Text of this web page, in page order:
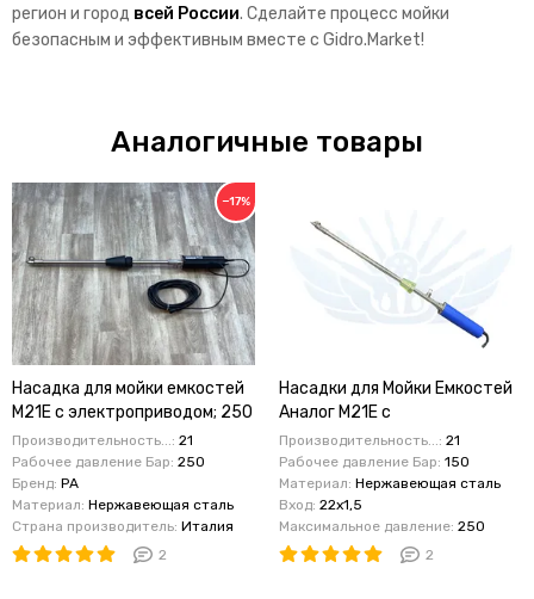
регион и город всей России. Сделайте процесс мойки
безопасным и эффективным вместе с Gidro.Market!
Аналогичные товары
−17%
Насадка для мойки емкостей
M21E с электроприводом; 250
Бар ;10-21 л/мин; 550мм;
360град.; 12В. вход 22*1,5ш.
25.4300.00
Производительность...: 21
Рабочее давление Бар: 250
Бренд: PA
Материал: Нержавеющая сталь
Страна производитель: Италия
2
Насадки для Мойки Емкостей
Аналог M21E с
Электроприводом
Производительность...: 21
Рабочее давление Бар: 150
Материал: Нержавеющая сталь
Вход: 22х1,5
Максимальное давление: 250
2